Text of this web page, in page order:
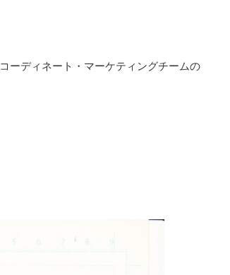
ーディネート・マーケティングチームの